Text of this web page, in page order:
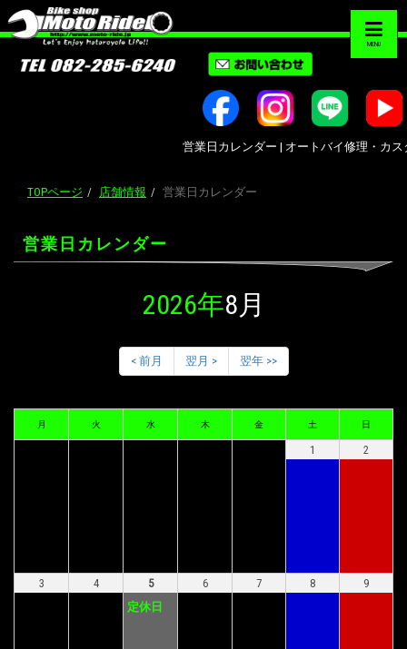
MENU
営業日カレンダー | オートバイ修理・カス
TOPページ 店舗情報 営業日カレンダー
営業日カレンダー
2026年8月
< 前月 翌月 > 翌年 >>
月 火 水 木 金 土 日
1 2
3 4
5
定休日
6 7 8 9